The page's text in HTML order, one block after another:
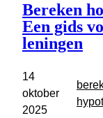
Bereken
Een gids
leningen
14
oktober
2025